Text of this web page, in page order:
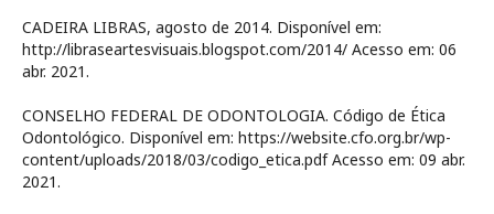
CADEIRA LIBRAS, agosto de 2014. Disponível em:
http://libraseartesvisuais.blogspot.com/2014/ Acesso em: 06
abr. 2021.
CONSELHO FEDERAL DE ODONTOLOGIA. Código de Ética
Odontológico. Disponível em: https://website.cfo.org.br/wp-
content/uploads/2018/03/codigo_etica.pdf Acesso em: 09 abr.
2021.